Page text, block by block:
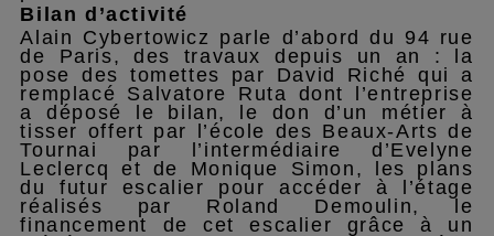
Bilan d’activité
Alain Cybertowicz parle d’abord du 94 rue
de Paris, des travaux depuis un an : la
pose des tomettes par David Riché qui a
remplacé Salvatore Ruta dont l’entreprise
a déposé le bilan, le don d’un métier à
tisser offert par l’école des Beaux-Arts de
Tournai par l’intermédiaire d’Evelyne
Leclercq et de Monique Simon, les plans
du futur escalier pour accéder à l’étage
réalisés par Roland Demoulin, le
financement de cet escalier grâce à un